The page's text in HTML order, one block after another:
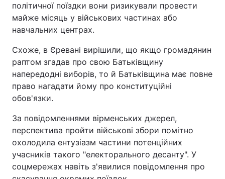
Тема оформлення
політичної поїздки вони ризикували провести
майже місяць у військових частинах або
навчальних центрах.
Схоже, в Єревані вирішили, що якщо громадянин
раптом згадав про свою Батьківщину
напередодні виборів, то й Батьківщина має повне
право нагадати йому про конституційні
обов'язки.
За повідомленнями вірменських джерел,
перспектива пройти військові збори помітно
охолодила ентузіазм частини потенційних
учасників такого "електорального десанту". У
соцмережах навіть з'явилися повідомлення про